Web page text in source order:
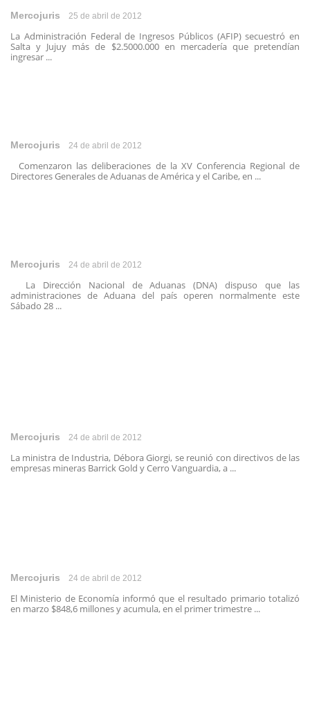
Mercojuris 25 de abril de 2012
La Administración Federal de Ingresos Públicos (AFIP) secuestró en
Salta y Jujuy más de $2.5000.000 en mercadería que pretendían
ingresar ...
Mercojuris 24 de abril de 2012
Comenzaron las deliberaciones de la XV Conferencia Regional de
Directores Generales de Aduanas de América y el Caribe, en ...
Mercojuris 24 de abril de 2012
La Dirección Nacional de Aduanas (DNA) dispuso que las
administraciones de Aduana del país operen normalmente este
Sábado 28 ...
Mercojuris 24 de abril de 2012
La ministra de Industria, Débora Giorgi, se reunió con directivos de las
empresas mineras Barrick Gold y Cerro Vanguardia, a ...
Mercojuris 24 de abril de 2012
El Ministerio de Economía informó que el resultado primario totalizó
en marzo $848,6 millones y acumula, en el primer trimestre ...